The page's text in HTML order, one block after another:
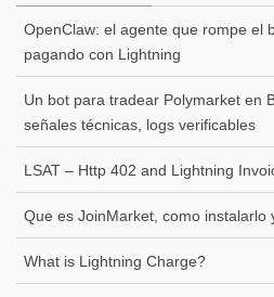
OpenClaw: el agente que rompe el
pagando con Lightning
Un bot para tradear Polymarket en
señales técnicas, logs verificables
LSAT – Http 402 and Lightning
Que es JoinMarket, como instalarlo
What is Lightning Charge?